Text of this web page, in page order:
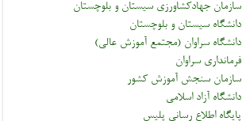
سازمان جهادکشاورزی سیستان و بلوچستان
دانشگاه سیستان و بلوچستان
دانشگاه سراوان (مجتمع آموزش عالی)
فرمانداری سراوان
سازمان سنجش آموزش کشور
دانشگاه آزاد اسلامی
پایگاه اطلاع رسانی پلیس